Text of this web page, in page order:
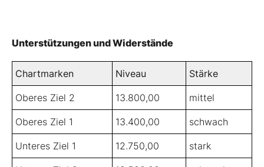
Unterstützungen und Widerstände
Chartmarken Niveau Stärke
Oberes Ziel 2 13.800,00 mittel
Oberes Ziel 1 13.400,00 schwach
Unteres Ziel 1 12.750,00 stark